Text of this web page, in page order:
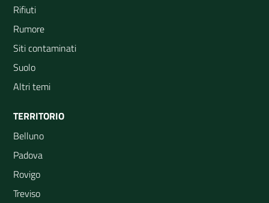
Rifiuti
Rumore
Siti contaminati
Suolo
Altri temi
TERRITORIO
Belluno
Padova
Rovigo
Treviso